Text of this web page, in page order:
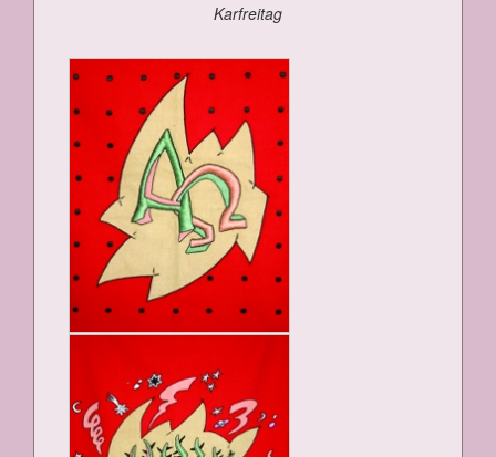
Kar­frei­tag